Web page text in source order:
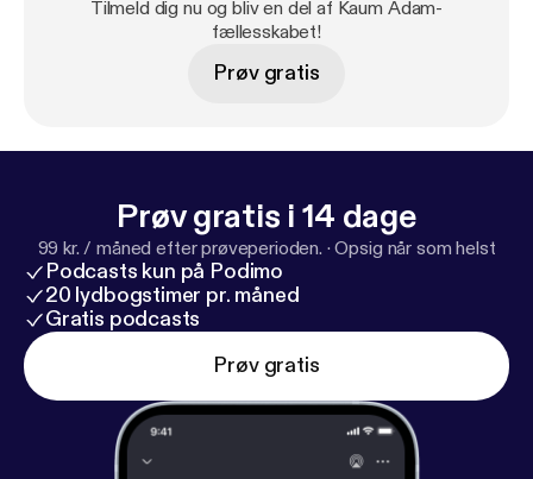
Tilmeld dig nu og bliv en del af Kaum Adam-
fællesskabet!
Prøv gratis
Prøv gratis i 14 dage
99 kr. / måned efter prøveperioden. ·Opsig når som helst
Podcasts kun på Podimo
20 lydbogstimer pr. måned
Gratis podcasts
Prøv gratis